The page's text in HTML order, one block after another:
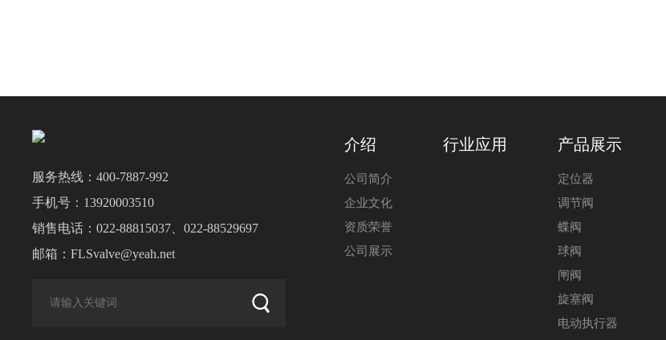
服务热线：400-7887-992
手机号： 13920003510
销售电话：022-88815037 、022-88529697
邮箱：FLSvalve@yeah.net
介绍
公司简介
企业文化
资质荣誉
公司展示
行业应用 产品展示
定位器
调节阀
蝶阀
球阀
闸阀
旋塞阀
电动执行器